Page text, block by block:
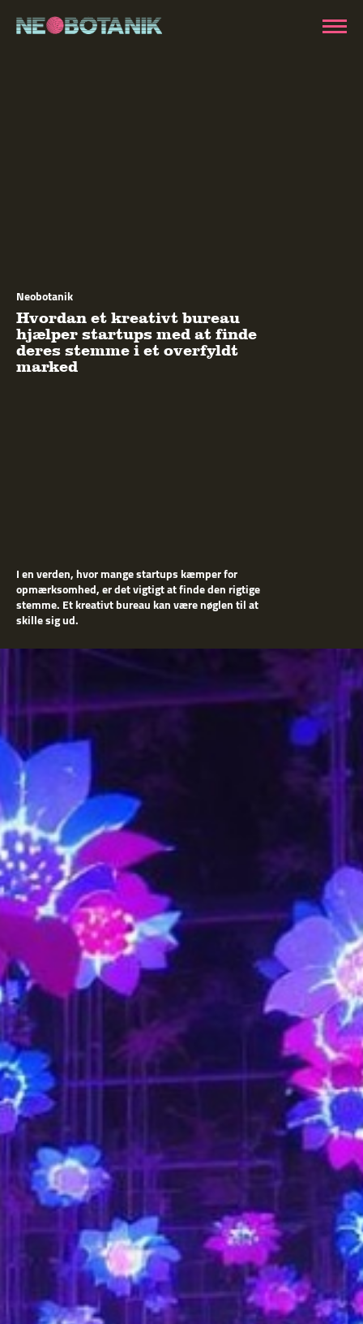
Neobotanik
Hvordan et kreativt bureau
hjælper startups med at finde
deres stemme i et overfyldt
marked
I en verden, hvor mange startups kæmper for
opmærksomhed, er det vigtigt at finde den rigtige
stemme. Et kreativt bureau kan være nøglen til at
skille sig ud.